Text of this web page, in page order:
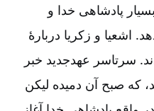
پادشاهی خدا و
اشعیا و زکریا دربارۀ
سرتاسر عهدجدید خبر
که صبح آن دمیده لیکن